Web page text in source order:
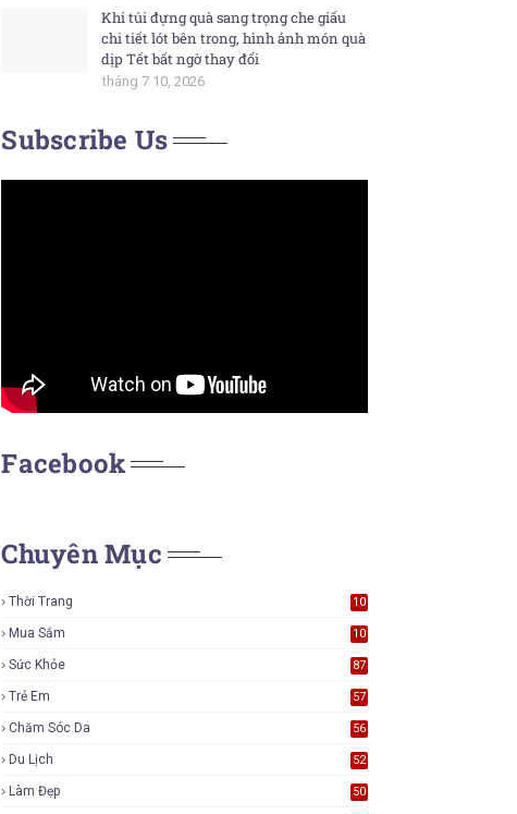
Khi túi đựng quà sang trọng che giấu
chi tiết lót bên trong, hình ảnh món quà
dịp Tết bất ngờ thay đổi
tháng 7 10, 2026
Subscribe Us
Facebook
Chuyên Mục
Thời Trang
10
Mua Sắm
10
Sức Khỏe 87
Trẻ Em 57
Chăm Sóc Da 56
Du Lịch 52
Làm Đẹp 50